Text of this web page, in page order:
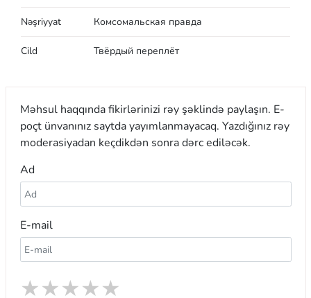
Nəşriyyat Комсомальская правда
Cild Твёрдый переплёт
Məhsul haqqında fikirlərinizi rəy şəklində paylaşın. E-
poçt ünvanınız saytda yayımlanmayacaq. Yazdığınız rəy
moderasiyadan keçdikdən sonra dərc ediləcək.
Ad
E-mail
★
★
★
★
★